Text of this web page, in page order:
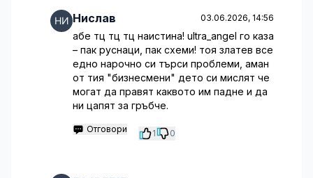
Нислав 03.06.2026, 14:56
абе тц тц тц наистина! ultra_angel го каза
– пак руснаци, пак схеми! тоя златев все
едно нарочно си търси проблеми, аман
от тия "бизнесмени" дето си мислят че
могат да правят каквото им падне и да
ни цапят за гръбче.
Отговори 1 0